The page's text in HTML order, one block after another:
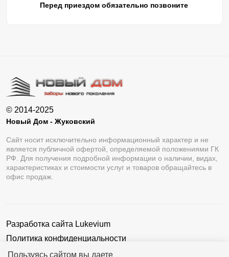
Пользуясь сайтом вы даете
Перед приездом обязательно позвоните
© 2014-2025
Новый Дом - Жуковский
Сайт носит исключительно информационный характер и не
является публичной офертой, определяемой положениями ГК
РФ. Для получения подробной информации о наличии, видах,
характеристиках и стоимости услуг и товаров обращайтесь в
офис продаж.
Разработка сайта Lukevium
Политика конфиденциальности
Пользовательское соглашение